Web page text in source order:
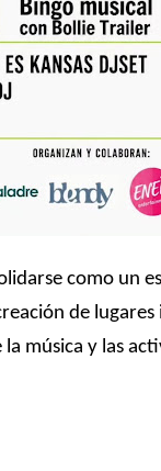
como un
de
música y las